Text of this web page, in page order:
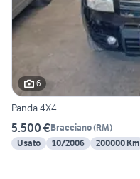
6
Panda 4X4
5.500 €Bracciano(RM)
Usato
10/2006 200000 Km